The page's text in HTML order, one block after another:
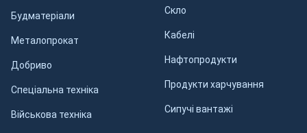
Будматеріали
Металопрокат
Добриво
Спеціальна техніка
Військова техніка
Скло
Кабелі
Нафтопродукти
Продукти харчування
Сипучі вантажі